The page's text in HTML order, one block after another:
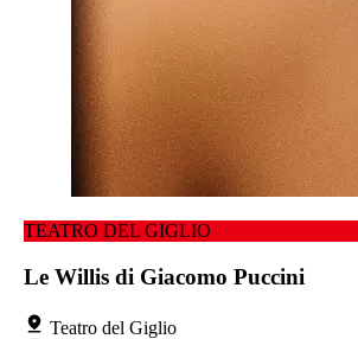
TEATRO DEL GIGLIO
Le Willis di Giacomo Puccini
Teatro del Giglio